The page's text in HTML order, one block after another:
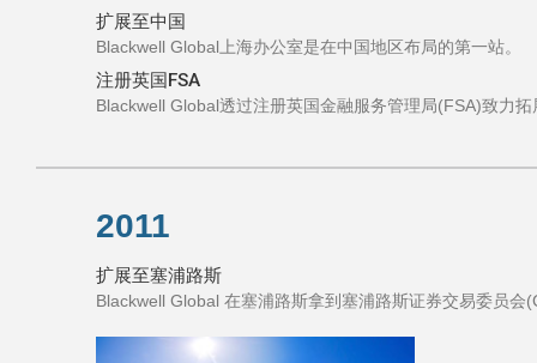
扩展至中国
Blackwell Global上海办公室是在中国地区布局的第一站。
注册英国FSA
Blackwell Global透过注册英国金融服务管理局(FSA)致力
2011
扩展至塞浦路斯
Blackwell Global 在塞浦路斯拿到塞浦路斯证券交易委员